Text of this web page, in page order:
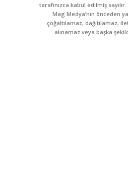
tarafınızca kabul edilmiş
Mag Medya’nın önceden
çoğaltılamaz, dağıtılamaz,
alınamaz veya başka